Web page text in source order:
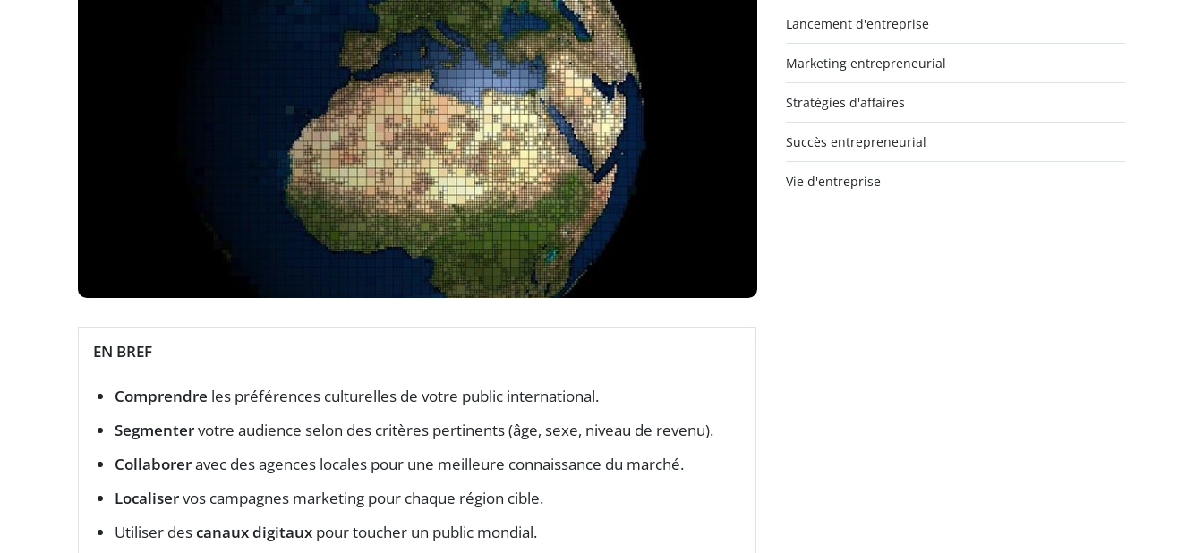
EN BREF
Comprendre les préférences culturelles de votre public international.
Segmentervotre audience selon des critères pertinents (âge, sexe, niveau de revenu).
Collaboreravec des agences locales pour une meilleure connaissance du marché.
Localiservos campagnes marketing pour chaque région cible.
Utiliser descanaux digitaux pour toucher un public mondial.
Lancement d'entreprise
Marketing entrepreneurial
Stratégies d'affaires
Succès entrepreneurial
Vie d'entreprise